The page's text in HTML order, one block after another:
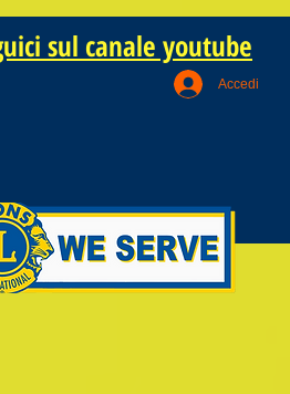
sul canale youtube
Accedi